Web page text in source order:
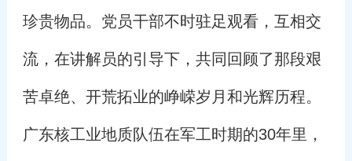
珍贵物品。党员干部不时驻足观看，互相交
流，在讲解员的引导下，共同回顾了那段艰
苦卓绝、开荒拓业的峥嵘岁月和光辉历程。
广东核工业地质队伍在军工时期的30年里，